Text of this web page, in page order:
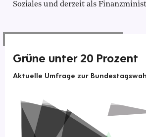
Soziales und derzeit als
Grüne unter 20 Prozent
Aktuelle Umfrage zur